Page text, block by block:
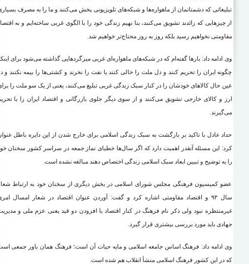
تبلیغاتی که دشمنانمان از ماهواره‌ها و شبکه‌های تلویزیونی پخش می‌کنند و ما را به مصرف
از چیزهایی که زائدند تشویق می‌کنند، بنا نهیم زندگی خود را با الگوی غربی ساخته‌ایم و به
مقاومتی نخواهیم رسید بلکه روز به روز محتاج‌تر خواهیم شد.
وی ادامه داد: بارها گفته‌ام که در شبکه‌های ماهواره‌ای غربی میزگردهایی گذاشته می‌شود برای
چگونه ایران را تحریم کنند و دل ملت را خالی کنند یا نفت را نخرند و کشتی‌ها را بیمه نکنند و
عین حال کالاهای خودشان را در کنار سبک زندگی غربی تبلیغ می‌کنند، یعنی از یک سو ملت را
ارز و کالای خارجی تشویق می‌کنند و از سوی دیگر جلوی بازرگانی و اقتصاد ایران را با
می‌گیرند.
حداد عادل با تاکید بر بازگشت به سبک زندگی اسلامی برای خارج شدن از این دایره باطل
کرد: این مسئله آنقدر اهمیت دارد که اگر سال‌ها خطبای نماز جمعه در سراسر کشور سخنان
را به توضیح و تبیین ابعاد سبک اسلامی زندگی اختصاص دهند مبالغه نشده است.
عضو کمیسیون فرهنگی مجلس شورای اسلامی در بخش دیگری از سخنان خود به ارتباط
سال ۹۳ و اقتصاد مقاومتی اشاره کرد و گفت: آوردن عنوان اقتصاد در شعار امسال
غیرمنتظره نبود ولی ذکر نام فرهنگ در کنار اقتصاد با افزودن دو قید یعنی عزم ملی و
جهادی باید مورد بررسی بیشتری قرار گیرد.
وی ادامه داد: فرهنگ اساس جامعه اسلامی و مایه حیات آن است؛ فرهنگ همان باور جمعی
که در این کشور فرهنگ اسلامی منشأ انقلاب هم شده است.